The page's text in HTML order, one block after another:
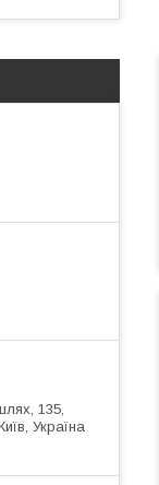
135,
Україна